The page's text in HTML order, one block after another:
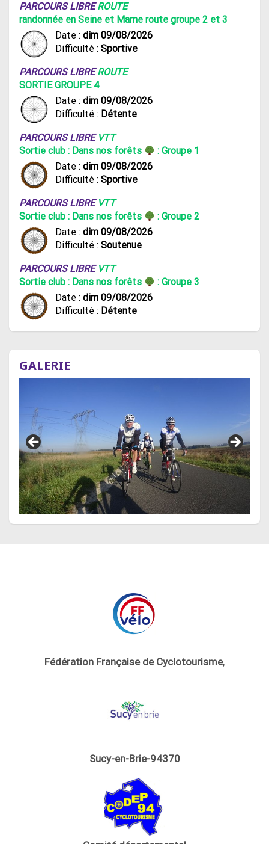
PARCOURS LIBREROUTE
randonnée en Seine et Marne route groupe 2 et 3
Date : dim 09/08/2026
Difficulté : Sportive
PARCOURS LIBREROUTE
SORTIE GROUPE 4
Date : dim 09/08/2026
Difficulté : Détente
PARCOURS LIBRE VTT
Sortie club : Dans nos forêts
: Groupe 1
Date : dim 09/08/2026
Difficulté : Sportive
PARCOURS LIBRE VTT
Sortie club : Dans nos forêts
: Groupe 2
Date : dim 09/08/2026
Difficulté : Soutenue
PARCOURS LIBRE VTT
Sortie club : Dans nos forêts
: Groupe 3
Date : dim 09/08/2026
Difficulté : Détente
GALERIE
Fédération Française de Cyclotourisme,
Sucy-en-Brie-94370